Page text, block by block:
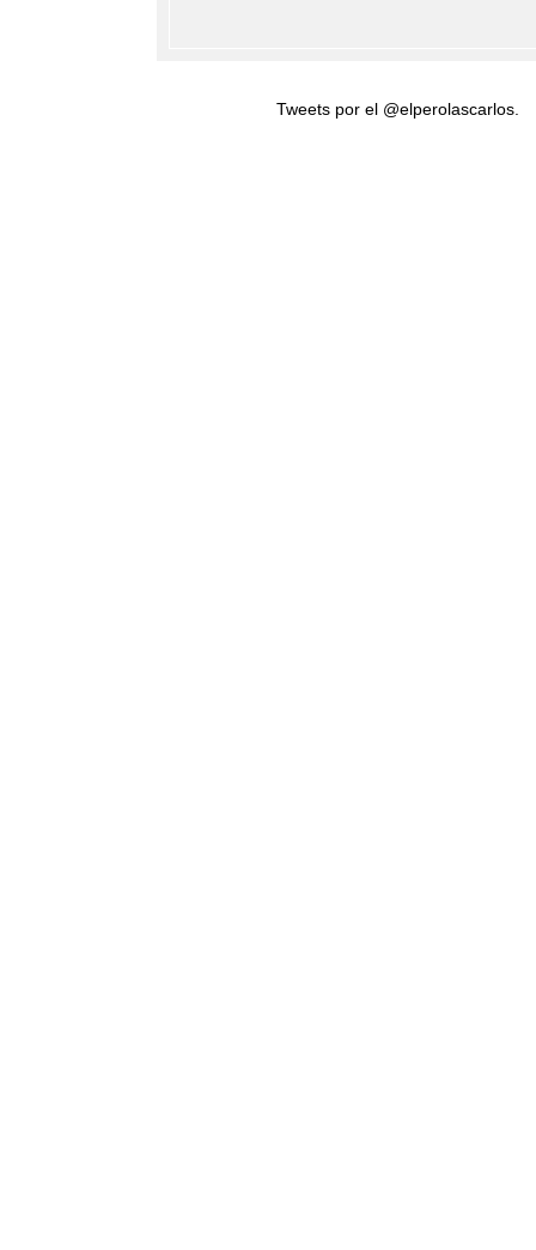
Tweets por el @elperolascarlos.